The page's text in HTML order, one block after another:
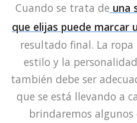
Cuando se trata de una
que elijas puede marcar
resultado final. La ropa
estilo y la
también debe ser
que se está llevando a
brindaremos algunos